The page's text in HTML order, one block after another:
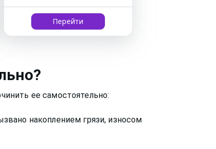
Перейти
ее самостоятельно:
накоплением грязи, износом